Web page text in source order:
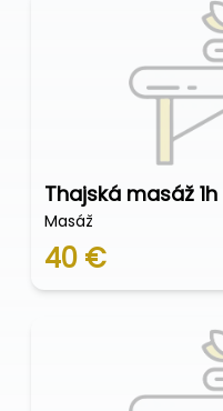
Thajská masáž 1h
Masáž
40 €